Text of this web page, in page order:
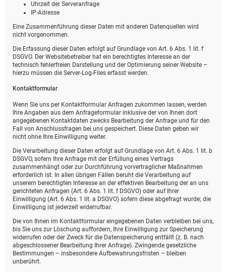
Uhrzeit der Serveranfrage
IP-Adresse
Eine Zusammenführung dieser Daten mit anderen Datenquellen wird
nicht vorgenommen.
Die Erfassung dieser Daten erfolgt auf Grundlage von Art. 6 Abs. 1 lit. f
DSGVO. Der Websitebetreiber hat ein berechtigtes Interesse an der
technisch fehlerfreien Darstellung und der Optimierung seiner Website –
hierzu müssen die Server-Log-Files erfasst werden.
Kontaktformular
Wenn Sie uns per Kontaktformular Anfragen zukommen lassen, werden
Ihre Angaben aus dem Anfrageformular inklusive der von Ihnen dort
angegebenen Kontaktdaten zwecks Bearbeitung der Anfrage und für den
Fall von Anschlussfragen bei uns gespeichert. Diese Daten geben wir
nicht ohne Ihre Einwilligung weiter.
Die Verarbeitung dieser Daten erfolgt auf Grundlage von Art. 6 Abs. 1 lit. b
DSGVO, sofern Ihre Anfrage mit der Erfüllung eines Vertrags
zusammenhängt oder zur Durchführung vorvertraglicher Maßnahmen
erforderlich ist. In allen übrigen Fällen beruht die Verarbeitung auf
unserem berechtigten Interesse an der effektiven Bearbeitung der an uns
gerichteten Anfragen (Art. 6 Abs. 1 lit. f DSGVO) oder auf Ihrer
Einwilligung (Art. 6 Abs. 1 lit. a DSGVO) sofern diese abgefragt wurde; die
Einwilligung ist jederzeit widerrufbar.
Die von Ihnen im Kontaktformular eingegebenen Daten verbleiben bei uns,
bis Sie uns zur Löschung auffordern, Ihre Einwilligung zur Speicherung
widerrufen oder der Zweck für die Datenspeicherung entfällt (z. B. nach
abgeschlossener Bearbeitung Ihrer Anfrage). Zwingende gesetzliche
Bestimmungen – insbesondere Aufbewahrungsfristen – bleiben
unberührt.